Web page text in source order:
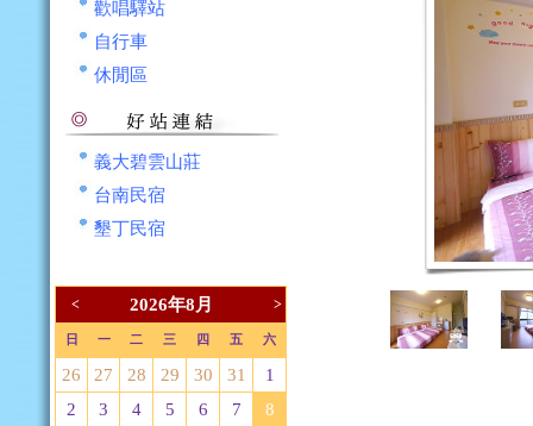
歡唱驛站
自行車
休閒區
義大碧雲山莊
台南民宿
墾丁民宿
< 2026年8月 >
日 一 二 三 四 五 六
26 27 28 29 30 31
1
2
3 4 5 6 7
8